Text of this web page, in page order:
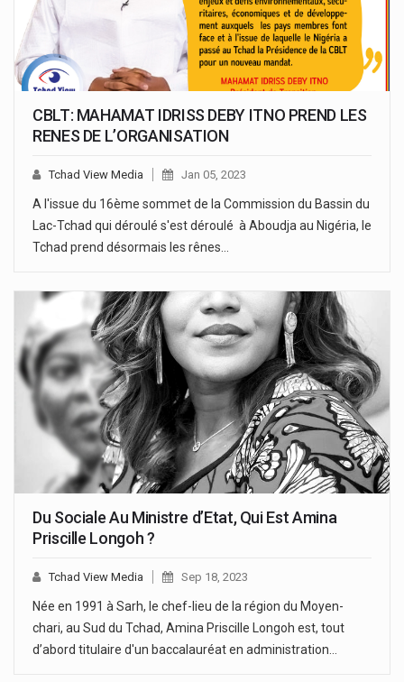
CBLT: MAHAMAT IDRISS DEBY ITNO PREND LES
RENES DE L’ORGANISATION
Tchad View Media Jan 05, 2023
A l'issue du 16ème sommet de la Commission du Bassin du
Lac-Tchad qui déroulé s'est déroulé à Aboudja au Nigéria, le
Tchad prend désormais les rênes…
Du Sociale Au Ministre d’Etat, Qui Est Amina
Priscille Longoh ?
Tchad View Media Sep 18, 2023
Née en 1991 à Sarh, le chef-lieu de la région du Moyen-
chari, au Sud du Tchad, Amina Priscille Longoh est, tout
d’abord titulaire d'un baccalauréat en administration…